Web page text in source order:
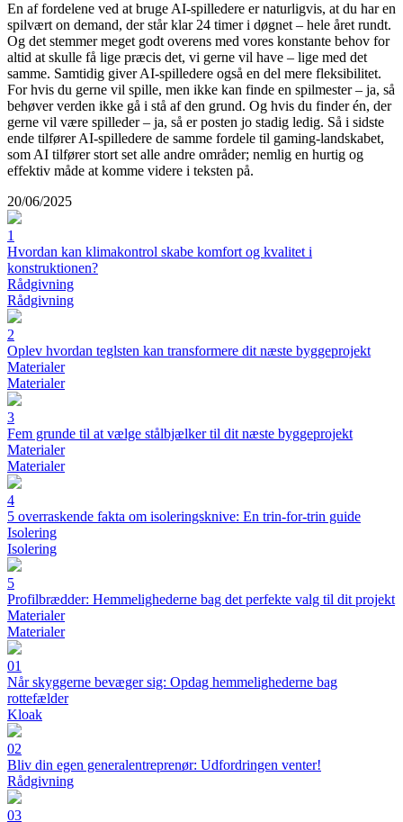
En af fordelene ved at bruge AI-spilledere er naturligvis, at du har en
spilvært on demand, der står klar 24 timer i døgnet – hele året rundt.
Og det stemmer meget godt overens med vores konstante behov for
altid at skulle få lige præcis det, vi gerne vil have – lige med det
samme. Samtidig giver AI-spilledere også en del mere fleksibilitet.
For hvis du gerne vil spille, men ikke kan finde en spilmester – ja, så
behøver verden ikke gå i stå af den grund. Og hvis du finder én, der
gerne vil være spilleder – ja, så er posten jo stadig ledig. Så i sidste
ende tilfører AI-spilledere de samme fordele til gaming-landskabet,
som AI tilfører stort set alle andre områder; nemlig en hurtig og
effektiv måde at komme videre i teksten på.
20/06/2025
1
Hvordan kan klimakontrol skabe komfort og kvalitet i
konstruktionen?
Rådgivning
Rådgivning
2
Oplev hvordan teglsten kan transformere dit næste byggeprojekt
Materialer
Materialer
3
Fem grunde til at vælge stålbjælker til dit næste byggeprojekt
Materialer
Materialer
4
5 overraskende fakta om isoleringsknive: En trin-for-trin guide
Isolering
Isolering
5
Profilbrædder: Hemmelighederne bag det perfekte valg til dit projekt
Materialer
Materialer
01
Når skyggerne bevæger sig: Opdag hemmelighederne bag
rottefælder
Kloak
02
Bliv din egen generalentreprenør: Udfordringen venter!
Rådgivning
03